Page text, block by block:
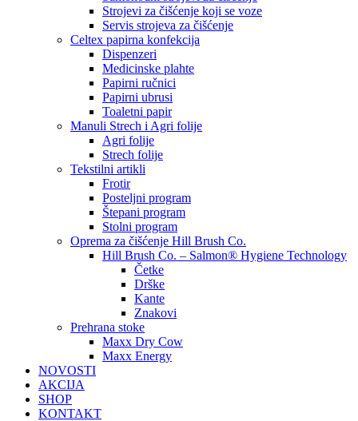
Strojevi za čišćenje koji se voze
Servis strojeva za čišćenje
Celtex papirna konfekcija
Dispenzeri
Medicinske plahte
Papirni ručnici
Papirni ubrusi
Toaletni papir
Manuli Strech i Agri folije
Agri folije
Strech folije
Tekstilni artikli
Frotir
Posteljni program
Štepani program
Stolni program
Oprema za čišćenje Hill Brush Co.
Hill Brush Co. – Salmon® Hygiene Technology
Četke
Drške
Kante
Znakovi
Prehrana stoke
Maxx Dry Cow
Maxx Energy
NOVOSTI
AKCIJA
SHOP
KONTAKT